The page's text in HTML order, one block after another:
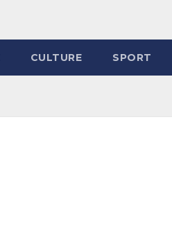
CULTURE SPORT